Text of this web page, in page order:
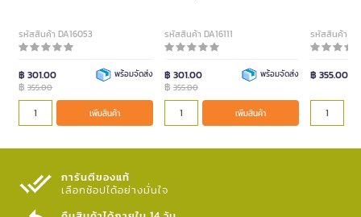
รหัสสินค้า DA16053
฿ 301.00
฿ 355.00
พร้อมจัดส่ง
เพิ่มสินค้า
รหัสสินค้า DA16111
฿ 301.00
฿ 355.00
พร้อมจัดส่ง
เพิ่มสินค้า
รหัสสินค้า
฿ 355.00
การันตีของแท้
เลือกช้อปได้อย่างมั่นใจ​